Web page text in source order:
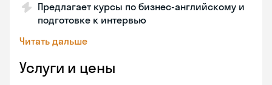
Предлагает курсы по бизнес-английскому и
подготовке к интервью
Читать дальше
Услуги и цены